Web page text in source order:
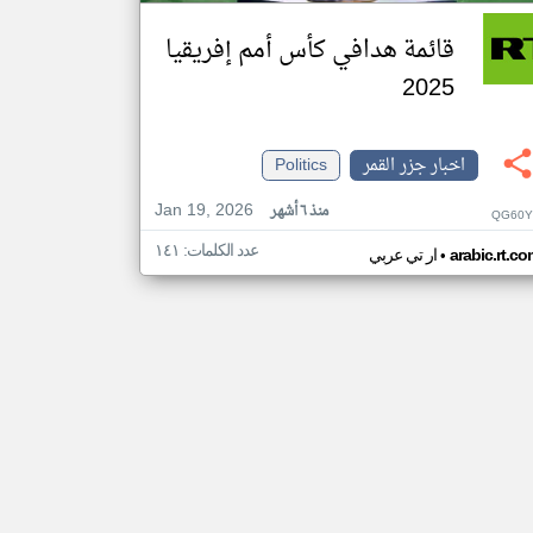
قائمة هدافي كأس أمم إفريقيا
2025
اخبار جزر القمر
Politics
Jan 19, 2026
منذ ٦ أشهر
ار تي عربي• عدد الكلمات: ١٤١